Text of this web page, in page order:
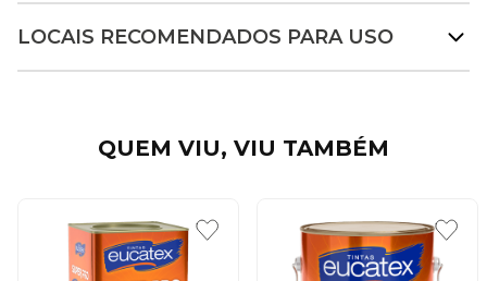
LOCAIS RECOMENDADOS PARA USO
QUEM VIU, VIU TAMBÉM